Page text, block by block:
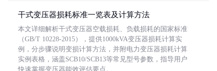
干式变压器损耗标准一览表及计算方法
本文详细解析干式变压器空载损耗、负载损耗的国家标准
（GB/T 10228-2015），提供1000kVA变压器损耗计算实
例，分步骤说明变损计算方法，并附电力变压器损耗计算
实例表格，涵盖SCB10/SCB13等常见型号参数，指导用户
快速掌握变压器能效评估要点。